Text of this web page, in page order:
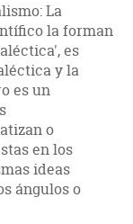
La
la forman
es
y la
es un
o
en los
ideas
ángulos o